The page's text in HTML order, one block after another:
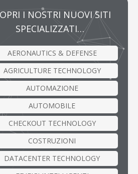
I NOSTRI NUOVI SITI
SPECIALIZZATI…
AERONAUTICS & DEFENSE
AGRICULTURE TECHNOLOGY
AUTOMAZIONE
AUTOMOBILE
CHECKOUT TECHNOLOGY
COSTRUZIONI
DATACENTER TECHNOLOGY